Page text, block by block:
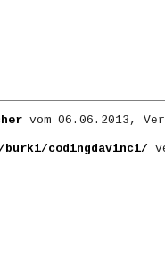
vom 06.06.2013,
burki/codingdavinci/